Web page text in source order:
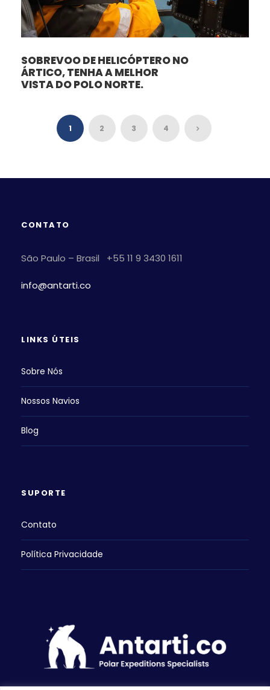
SOBREVOO DE HELICÓPTERO NO
ÁRTICO, TENHA A MELHOR
VISTA DO POLO NORTE.
1 2 3 4
CONTATO
São Paulo – Brasil +55 11 9 3430 1611
info@antarti.co
LINKS ÚTEIS
Sobre Nós
Nossos Navios
Blog
SUPORTE
Contato
Política Privacidade